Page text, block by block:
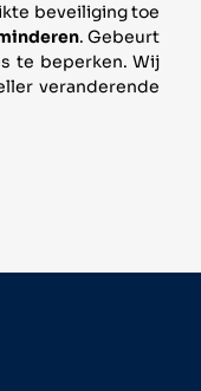
beveiliging toe
. Gebeurt
te beperken. Wij
veranderende